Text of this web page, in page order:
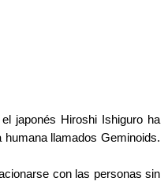
el japonés Hiroshi Ishiguro ha
llamados Geminoids.
con las personas sin